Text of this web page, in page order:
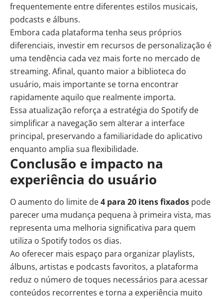
frequentemente entre diferentes estilos musicais,
podcasts e álbuns.
Embora cada plataforma tenha seus próprios
diferenciais, investir em recursos de personalização é
uma tendência cada vez mais forte no mercado de
streaming. Afinal, quanto maior a biblioteca do
usuário, mais importante se torna encontrar
rapidamente aquilo que realmente importa.
Essa atualização reforça a estratégia do Spotify de
simplificar a navegação sem alterar a interface
principal, preservando a familiaridade do aplicativo
enquanto amplia sua flexibilidade.
Conclusão e impacto na
experiência do usuário
O aumento do limite de4 para 20 itens fixados pode
parecer uma mudança pequena à primeira vista, mas
representa uma melhoria significativa para quem
utiliza o Spotify todos os dias.
Ao oferecer mais espaço para organizar playlists,
álbuns, artistas e podcasts favoritos, a plataforma
reduz o número de toques necessários para acessar
conteúdos recorrentes e torna a experiência muito